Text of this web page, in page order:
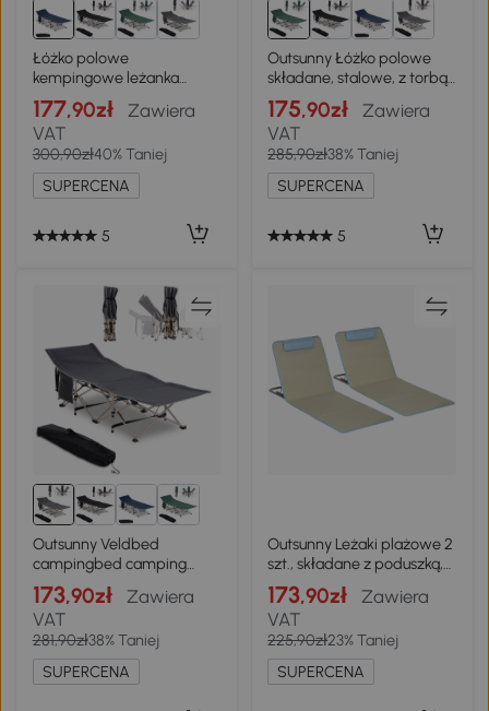
Łóżko polowe
kempingowe leżanka
kempingowa składane
niebieskie Outsunny
177,90zł
Zawiera
VAT
300,90zł40% Taniej
SUPERCENA
5
Outsunny Łóżko polowe
składane, stalowe, z torbą,
zielone
175,90zł
Zawiera
VAT
285,90zł38% Taniej
SUPERCENA
5
Outsunny Veldbed
campingbed camping
ligbed verhoogd
opvouwbaar draagtas
staal Oxford blauw
173,90zł
Zawiera
VAT
281,90zł38% Taniej
SUPERCENA
Outsunny Leżaki plażowe 2
szt., składane z poduszką,
torba, Beżowe
173,90zł
Zawiera
VAT
225,90zł23% Taniej
SUPERCENA